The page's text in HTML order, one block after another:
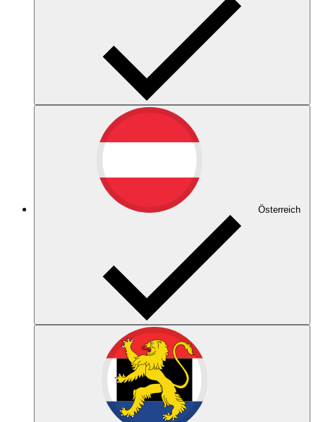
Österreich